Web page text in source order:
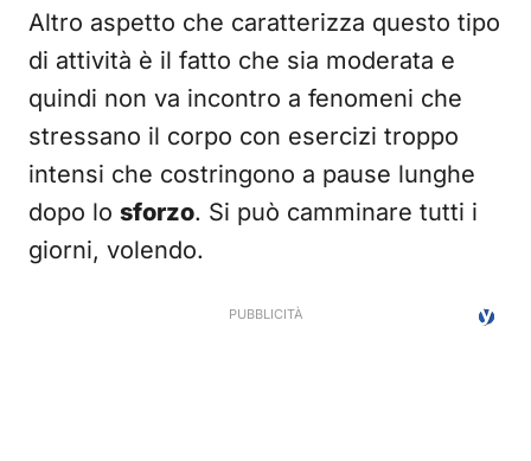
Altro aspetto che caratterizza questo tipo
di attività è il fatto che sia moderata e
quindi non va incontro a fenomeni che
stressano il corpo con esercizi troppo
intensi che costringono a pause lunghe
dopo lo sforzo. Si può camminare tutti i
giorni, volendo.